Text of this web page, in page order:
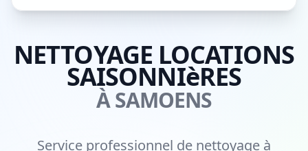
NETTOYAGE LOCATIONS
SAISONNIèRES
À SAMOENS
Service professionnel de nettoyage à